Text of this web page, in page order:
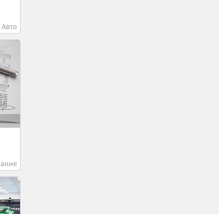
Авто